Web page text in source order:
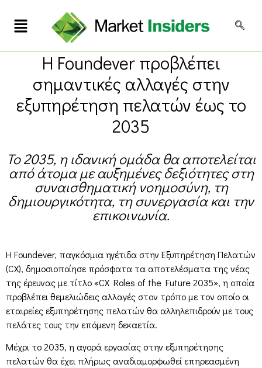
Η Foundever προβλέπει
σημαντικές αλλαγές στην
εξυπηρέτηση πελατών έως το
2035
Το 2035, η ιδανική ομάδα θα αποτελείται
από άτομα με αυξημένες δεξιότητες στη
συναισθηματική νοημοσύνη, τη
δημιουργικότητα, τη συνεργασία και την
επικοινωνία.
Η Foundever, παγκόσμια ηγέτιδα στην Εξυπηρέτηση Πελατών
(CX), δημοσιοποίησε πρόσφατα τα αποτελέσματα της νέας
της έρευνας με τίτλο «CX Roles of the Future 2035», η οποία
προβλέπει θεμελιώδεις αλλαγές στον τρόπο με τον οποίο οι
εταιρείες εξυπηρέτησης πελατών θα αλληλεπιδρούν με τους
πελάτες τους την επόμενη δεκαετία.
Μέχρι το 2035, η αγορά εργασίας στην εξυπηρέτησης
πελατών θα έχει πλήρως αναδιαμορφωθεί επηρεασμένη